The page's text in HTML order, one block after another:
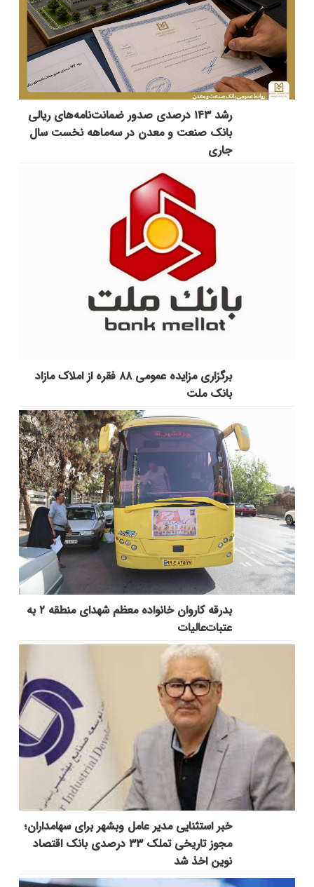
رشد ۱۴۳ درصدی صدور ضمانت‌نامه‌های ریالی
بانک صنعت و معدن در سه‌ماهه نخست سال
جاری
برگزاری مزایده عمومی ۸۸ فقره از املاک مازاد
بانک ملت
بدرقه کاروان خانواده معظم شهدای منطقه ۲ به
عتبات‌عالیات
خبر استثنایی مدیر عامل وبشهر برای سهامداران؛
مجوز تاریخی تملک ۳۳ درصدی بانک اقتصاد
نوین اخذ شد